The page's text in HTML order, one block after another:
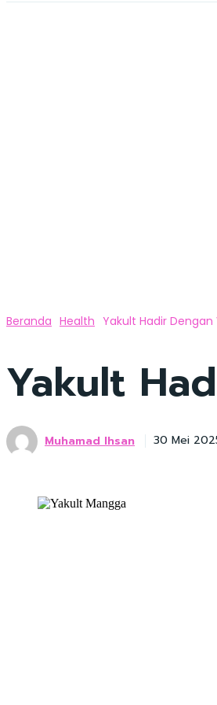
Beranda Health Yakult Hadir
Yakult
Muhamad Ihsan 30 Mei